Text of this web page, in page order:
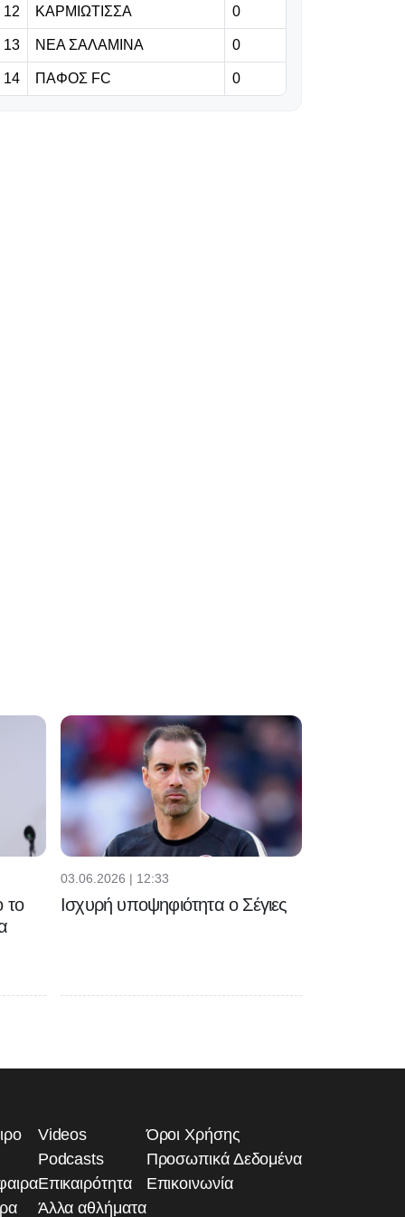
αυτοπεποίθηση
12 ΚΑΡΜΙΩΤΙΣΣΑ 0
13 ΝΕΑ ΣΑΛΑΜΙΝΑ 0
14 ΠΑΦΟΣ FC 0
το
03.06.2026 | 12:33
Ισχυρή υποψηφιότητα ο Σέγιες
Videos
Podcasts
Επικαιρότητα
Άλλα αθλήματα
Όροι Χρήσης
Προσωπικά Δεδομένα
Επικοινωνία